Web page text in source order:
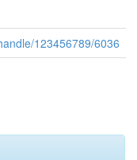
123456789/6036